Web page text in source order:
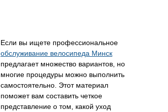
Если вы ищете профессиональное
обслуживание велосипеда Минск
предлагает множество вариантов, но
многие процедуры можно выполнить
самостоятельно. Этот материал
поможет вам составить четкое
представление о том, какой уход